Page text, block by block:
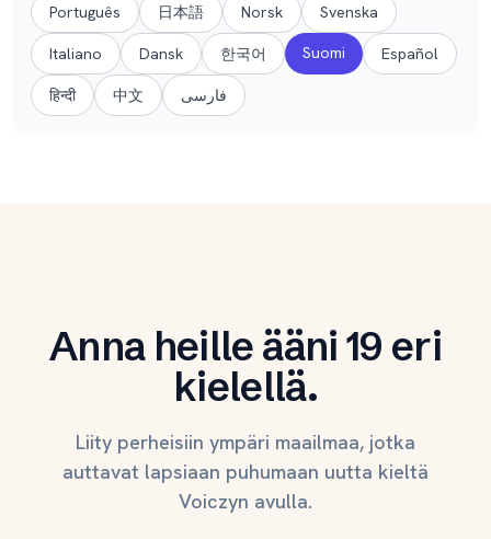
Português 日本語 Norsk Svenska
Italiano Dansk 한국어 Suomi Español
हिन्दी 中文 فارسی
Anna heille ääni 19 eri
kielellä.
Liity perheisiin ympäri maailmaa, jotka
auttavat lapsiaan puhumaan uutta kieltä
Voiczyn avulla.